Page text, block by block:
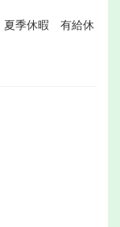
季休暇 有給休